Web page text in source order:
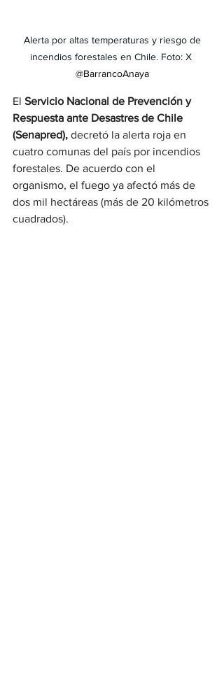
Alerta por altas temperaturas y riesgo de
incendios forestales en Chile. Foto: X
@BarrancoAnaya
El Servicio Nacional de Prevención y
Respuesta ante Desastres de Chile
(Senapred), decretó la alerta roja en
cuatro comunas del país por incendios
forestales. De acuerdo con el
organismo, el fuego ya afectó más de
dos mil hectáreas (más de 20 kilómetros
cuadrados).